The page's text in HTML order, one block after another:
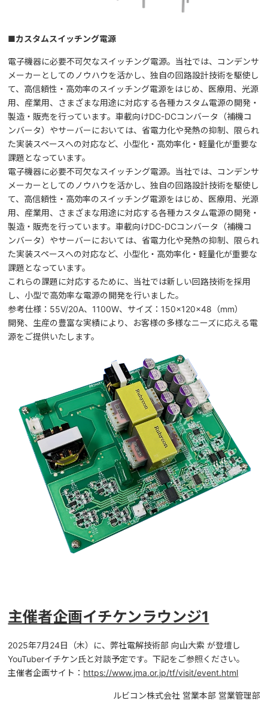
■カスタムスイッチング電源
電子機器に必要不可欠なスイッチング電源。当社では、コンデンサ
メーカーとしてのノウハウを活かし、独自の回路設計技術を駆使し
て、高信頼性・高効率のスイッチング電源をはじめ、医療用、光源
用、産業用、さまざまな用途に対応する各種カスタム電源の開発・
製造・販売を行っています。車載向けDC-DCコンバータ（補機コ
ンバータ）やサーバーにおいては、省電力化や発熱の抑制、限られ
た実装スペースへの対応など、小型化・高効率化・軽量化が重要な
課題となっています。
電子機器に必要不可欠なスイッチング電源。当社では、コンデンサ
メーカーとしてのノウハウを活かし、独自の回路設計技術を駆使し
て、高信頼性・高効率のスイッチング電源をはじめ、医療用、光源
用、産業用、さまざまな用途に対応する各種カスタム電源の開発・
製造・販売を行っています。車載向けDC-DCコンバータ（補機コ
ンバータ）やサーバーにおいては、省電力化や発熱の抑制、限られ
た実装スペースへの対応など、小型化・高効率化・軽量化が重要な
課題となっています。
これらの課題に対応するために、当社では新しい回路技術を採用
し、小型で高効率な電源の開発を行いました。
参考仕様：55V/20A、1100W、サイズ：150×120×48（mm）
開発、生産の豊富な実績により、お客様の多様なニーズに応える電
源をご提供いたします。
主催者企画イチケンラウンジ1
2025年7月24日（木）に、弊社電解技術部 向山大索 が登壇し
YouTuberイチケン氏と対談予定です。下記をご参照ください。
主催者企画サイト： https://www.jma.or.jp/tf/visit/event.html
ルビコン株式会社 営業本部 営業管理部